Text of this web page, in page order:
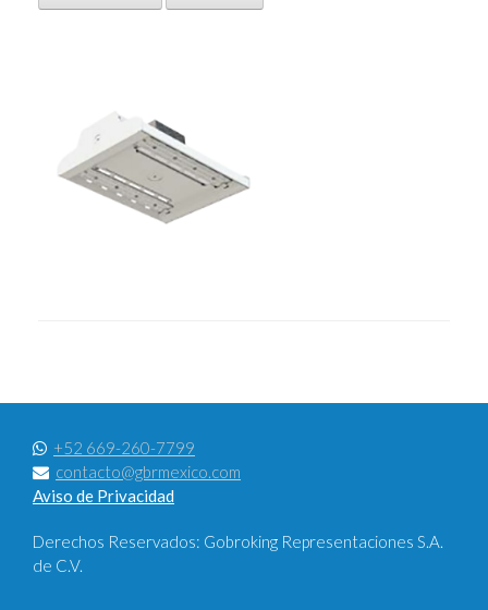
+52 669-260-7799
contacto@gbrmexico.com
Aviso de Privacidad
Derechos Reservados: Gobroking Representaciones S.A.
de C.V.